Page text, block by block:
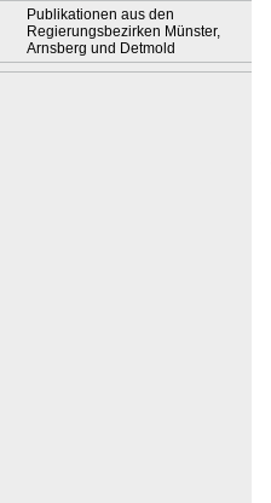
Publikationen aus den
Regierungsbezirken Münster,
Arnsberg und Detmold